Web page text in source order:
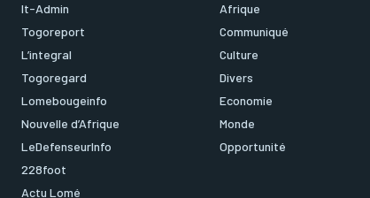
It-Admin
Togoreport
L’integral
Togoregard
Lomebougeinfo
Nouvelle d’Afrique
LeDefenseurInfo
228foot
Actu Lomé
Afrique
Communiqué
Culture
Divers
Economie
Monde
Opportunité